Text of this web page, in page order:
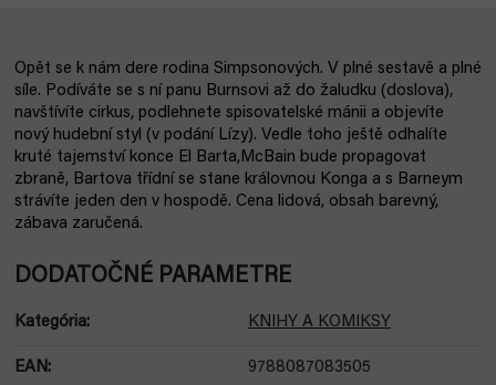
Opět se k nám dere rodina Simpsonových. V plné sestavě a plné
síle. Podíváte se s ní panu Burnsovi až do žaludku (doslova),
navštívíte cirkus, podlehnete spisovatelské mánii a objevíte
nový hudební styl (v podání Lízy). Vedle toho ještě odhalíte
kruté tajemství konce El Barta,McBain bude propagovat
zbraně, Bartova třídní se stane královnou Konga a s Barneym
strávíte jeden den v hospodě. Cena lidová, obsah barevný,
zábava zaručená.
DODATOČNÉ PARAMETRE
Kategória: KNIHY A KOMIKSY
EAN: 9788087083505